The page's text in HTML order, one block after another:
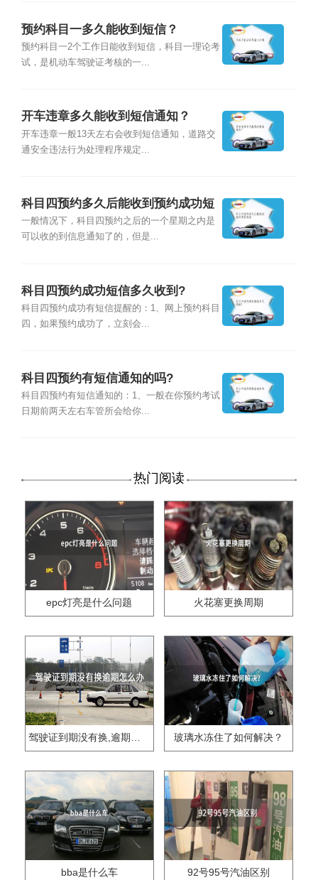
预约科目一多久能收到短信？
预约科目一2个工作日能收到短信，科目一理论考
试，是机动车驾驶证考核的一...
开车违章多久能收到短信通知？
开车违章一般13天左右会收到短信通知，道路交
通安全违法行为处理程序规定...
科目四预约多久后能收到预约成功短
信
一般情况下，科目四预约之后的一个星期之内是
可以收的到信息通知了的，但是...
科目四预约成功短信多久收到?
科目四预约成功有短信提醒的：1、网上预约科目
四，如果预约成功了，立刻会...
科目四预约有短信通知的吗?
科目四预约有短信通知的：1、一般在你预约考试
日期前两天左右车管所会给你...
热门阅读
epc灯亮是什么问题 火花塞更换周期
驾驶证到期没有换,逾期怎么办?? 玻璃水冻住了如何解决？
bba是什么车 92号95号汽油区别